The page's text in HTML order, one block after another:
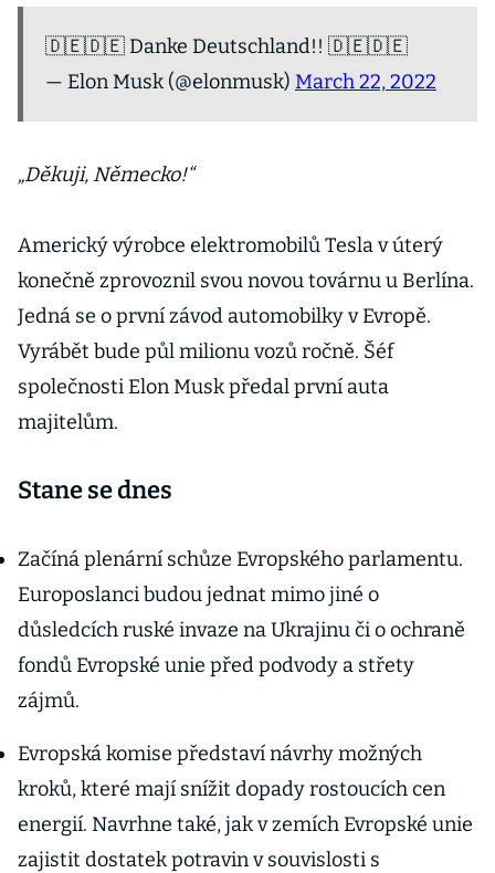
🇩🇪🇩🇪 Danke Deutschland!! 🇩🇪🇩🇪
— Elon Musk (@elonmusk) March 22, 2022
„Děkuji, Německo!“
Americký výrobce elektromobilů Tesla v úterý
konečně zprovoznil svou novou továrnu u Berlína.
Jedná se o první závod automobilky v Evropě.
Vyrábět bude půl milionu vozů ročně. Šéf
společnosti Elon Musk předal první auta
majitelům.
Stane se dnes
Začíná plenární schůze Evropského parlamentu.
Europoslanci budou jednat mimo jiné o
důsledcích ruské invaze na Ukrajinu či o ochraně
fondů Evropské unie před podvody a střety
zájmů.
Evropská komise představí návrhy možných
kroků, které mají snížit dopady rostoucích cen
energií. Navrhne také, jak v zemích Evropské unie
zajistit dostatek potravin v souvislosti s